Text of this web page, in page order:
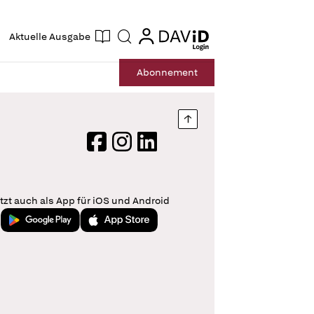
Aktuelle Ausgabe Suche login
login
Abonnement
Nach oben springen
FacebookInstagram
LinkedIn
auch als App für iOS und Android
Jetzt bei Google PlayLaden im App Store